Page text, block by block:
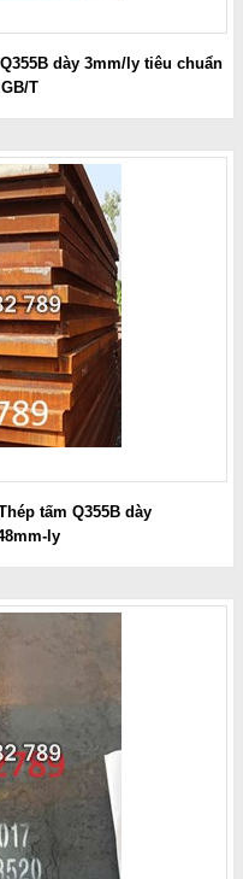
dày 3mm/ly tiêu chuẩn
T
tấm Q355B dày
ly